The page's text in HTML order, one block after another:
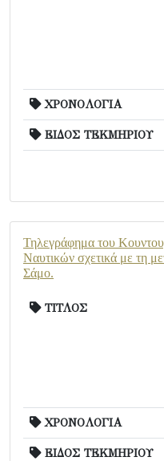
ΧΡΟΝΟΛΟΓΙΑ
ΕΙΔΟΣ ΤΕΚΜΗΡΙΟΥ
Τηλεγράφημα του
Ναυτικών σχετικά με τη
Σάμο.
ΤΙΤΛΟΣ
ΧΡΟΝΟΛΟΓΙΑ
ΕΙΔΟΣ ΤΕΚΜΗΡΙΟΥ